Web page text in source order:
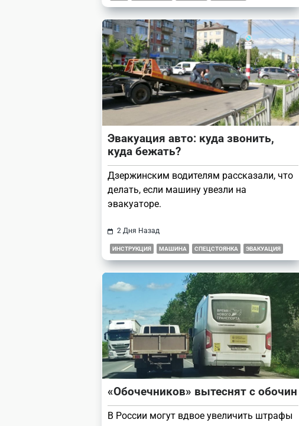
Эвакуация авто: куда звонить,
куда бежать?
Дзержинским водителям рассказали, что
делать, если машину увезли на
эвакуаторе.
2 Дня Назад
ИНСТРУКЦИЯ МАШИНА СПЕЦСТОЯНКА ЭВАКУАЦИЯ
«Обочечников» вытеснят с обочин
В России могут вдвое увеличить штрафы